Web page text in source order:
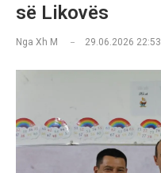
së Likovës
Nga Xh M 29.06.2026 22:53